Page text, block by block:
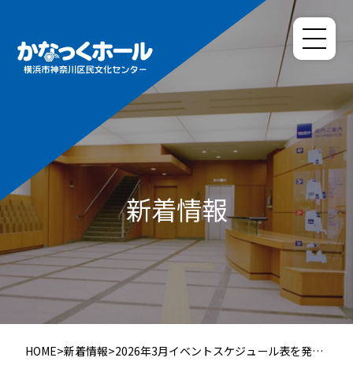
新着情報
HOME>新着情報>2026年3月イベントスケジュール表を発行